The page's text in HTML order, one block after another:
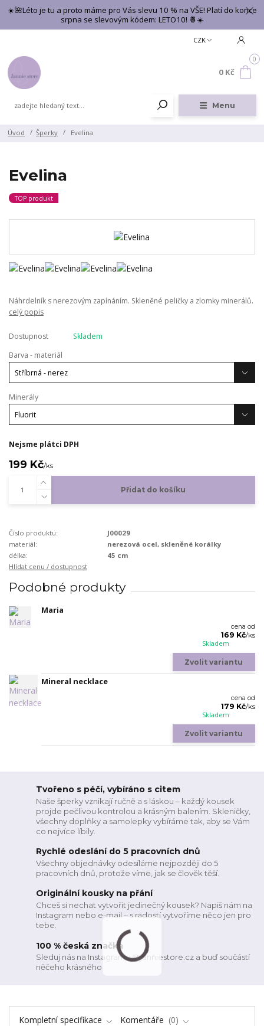
☀️🌺Léto je tu a proto máme pro Vás slevu 10 % na VŠE! Platí do konce
srpna se slevovým kódem: LETO10! 🍍☀️
Menu
CZK
0
0 Kč
Úvod Šperky Evelina
Evelina
TOP produkt
Náhrdelník s nerezovým zapínáním. Skleněné peličky a zlomky minerálů.
celý popis
Dostupnost
Skladem
Barva - materiál
Minerály
Nejsme plátci DPH
199 Kč/ks
Přidat do košíku
Číslo produktu:
J00029
materiál:
nerezová ocel, skleněné korálky
délka:
45 cm
Hlídat cenu / dostupnost
Podobné produkty
Maria
cena od
169 Kč/ks
Skladem
Zvolit variantu
Mineral necklace
cena od
179 Kč/ks
Skladem
Zvolit variantu
Tvořeno s péčí, vybíráno s citem
Naše šperky vznikají ručně a s láskou – každý kousek
projde pečlivou kontrolou a krásným balením. Skleničky,
všechny doplňky a samolepky vybíráme tak, aby se Vám
co nejvíce líbily.
Rychlé odeslání do 5 pracovních dnů
Všechny objednávky odesíláme nejpozději do 5
pracovních dnů, protože víme, jak se člověk těší.
Originální kousky na přání
Chceš si nechat vytvořit jedinečný kousek? Napiš nám na
Instagram nebo e-mail – s radostí vytvoříme něco jen pro
tebe.
100 % česká značka
Sleduj nás na Instagramu @janniestore.cz a buď součástí
něčeho krásného
Kompletní specifikace Komentáře 0